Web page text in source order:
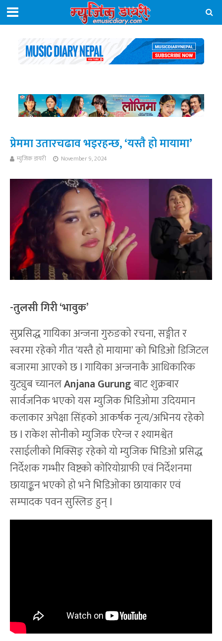
प्रेममा उतारचढाव भइरहन्छ, ‘यस्तै हो मायामा’
म्युजिक डायरी November 9, 2024
-तुलसी गिरी ‘भावुक’
सुप्रसिद्ध गायिका अन्जना गुरुङको रचना, सङ्गीत र
स्वरमा रहेको गीत ‘यस्तै हो मायामा’ को भिडिओ डिजिटल
बजारमा आएको छ l गायिका अन्जनाकै आधिकारिक
युट्युब च्यानलAnjana Gurungबाट शुक्रबार
सार्वजनिक भएको यस म्युजिक भिडिओमा उदियमान
कलाकार अपेक्षा सिंहको आकर्षक नृत्य/अभिनय रहेको
छ l राकेश सोनीको म्युजिक एरेन्ज र श्यामश्वेत
रसाईलीको मिक्सिङ् रहेको यो म्युजिक भिडिओ प्रसिद्ध
निर्देशक गम्भीर विष्टको कोरियोग्राफी एवं निर्देशनमा
छायाङ्कन भएको हो भने भिडिओका छायाकार एवं
सम्पादक पवन सुस्लिङ हुन् l